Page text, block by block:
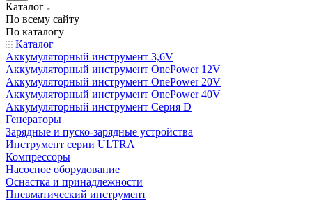
Каталог
По всему сайту
По каталогу
Каталог
Аккумуляторный инструмент 3,6V
Аккумуляторный инструмент OnePower 12V
Аккумуляторный инструмент OnePower 20V
Аккумуляторный инструмент OnePower 40V
Аккумуляторный инструмент Серия D
Генераторы
Зарядные и пуско-зарядные устройства
Инструмент серии ULTRA
Компрессоры
Насосное оборудование
Оснастка и принадлежности
Пневматический инструмент